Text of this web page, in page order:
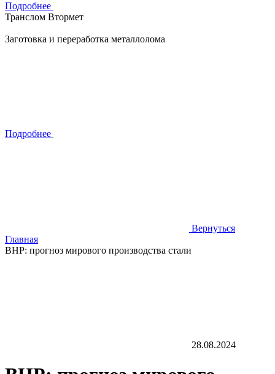
Подробнее
Транслом Втормет
Заготовка и переработка металлолома
Подробнее
Вернуться
Главная
BHP: прогноз мирового производства стали
28.08.2024